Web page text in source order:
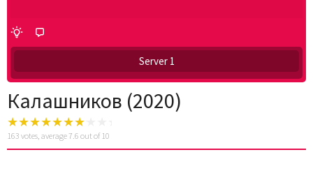
Server 1
Калашников (2020)
163 votes, average7.6 out of 10